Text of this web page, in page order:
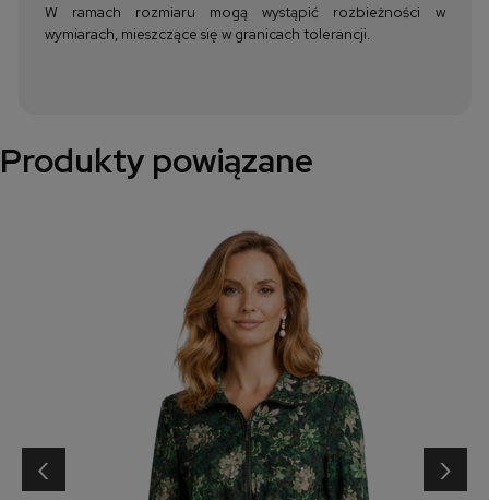
W ramach rozmiaru mogą wystąpić rozbieżności w
wymiarach, mieszczące się w granicach tolerancji.
Produkty powiązane
‹ ›